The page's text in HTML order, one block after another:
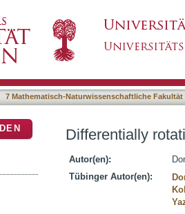
7 Mathematisch-Naturwissenschaftliche Fakultät
Differentially
Autor(en):
Tübinger Autor(en):